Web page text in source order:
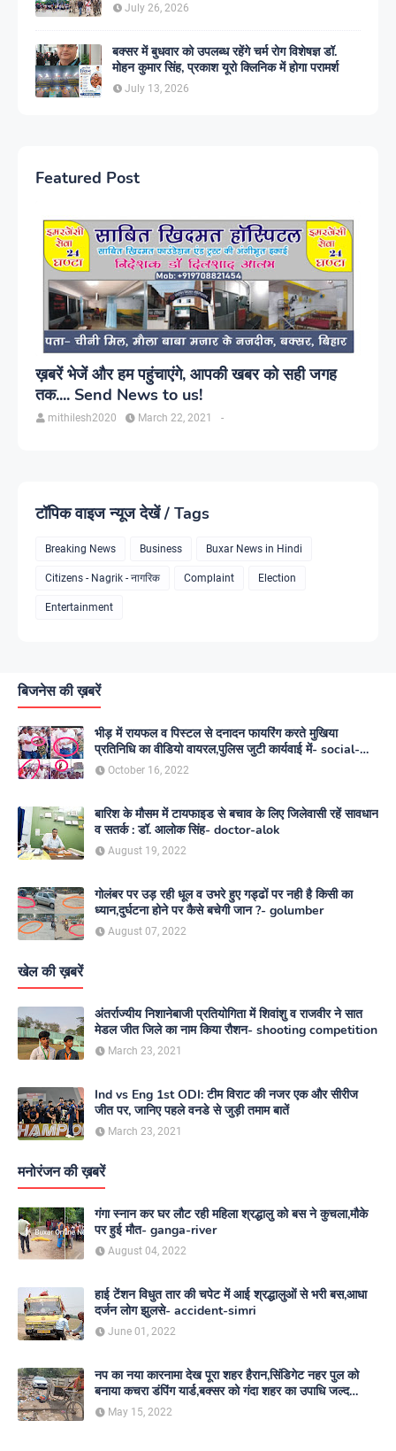
July 26, 2026
बक्सर में बुधवार को उपलब्ध रहेंगे चर्म रोग विशेषज्ञ डॉ.
मोहन कुमार सिंह, प्रकाश यूरो क्लिनिक में होगा परामर्श
July 13, 2026
Featured Post
ख़बरें भेजें और हम पहुंचाएंगे, आपकी खबर को सही जगह
तक.... Send News to us!
mithilesh2020 -
March 22, 2021
टॉपिक वाइज न्यूज देखें / Tags
Breaking News Business Buxar News in Hindi
Citizens - Nagrik - नागरिक Complaint Election
Entertainment
बिजनेस की ख़बरें
भीड़ में रायफल व पिस्टल से दनादन फायरिंग करते मुखिया
प्रतिनिधि का वीडियो वायरल,पुलिस जुटी कार्यवाई में- social-
media
October 16, 2022
बारिश के मौसम में टायफाइड से बचाव के लिए जिलेवासी रहें सावधान
व सतर्क : डॉ. आलोक सिंह- doctor-alok
August 19, 2022
गोलंबर पर उड़ रही धूल व उभरे हुए गड्ढों पर नही है किसी का
ध्यान,दुर्घटना होने पर कैसे बचेगी जान ?- golumber
August 07, 2022
खेल की ख़बरें
अंतर्राज्यीय निशानेबाजी प्रतियोगिता में शिवांशु व राजवीर ने सात
मेडल जीत जिले का नाम किया रौशन- shooting competition
March 23, 2021
Ind vs Eng 1st ODI: टीम विराट की नजर एक और सीरीज
जीत पर, जानिए पहले वनडे से जुड़ी तमाम बातें
March 23, 2021
मनोरंजन की ख़बरें
गंगा स्नान कर घर लौट रही महिला श्रद्धालु को बस ने कुचला,मौके
पर हुई मौत- ganga-river
August 04, 2022
हाई टेंशन विधुत तार की चपेट में आई श्रद्धालुओं से भरी बस,आधा
दर्जन लोग झुलसे- accident-simri
June 01, 2022
नप का नया कारनामा देख पूरा शहर हैरान,सिंडिगेट नहर पुल को
बनाया कचरा डंपिंग यार्ड,बक्सर को गंदा शहर का उपाधि जल्द
दिलाएगा नगर परिषद- nagar-parishad
May 15, 2022